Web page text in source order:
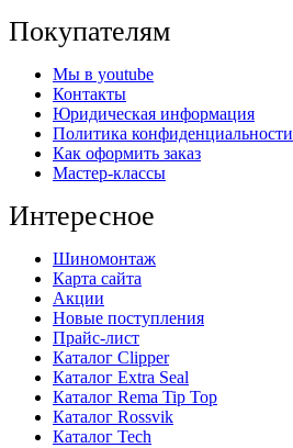
Покупателям
Мы в youtube
Контакты
Юридическая информация
Политика конфиденциальности
Как оформить заказ
Мастер-классы
Интересное
Шиномонтаж
Карта сайта
Акции
Новые поступления
Прайс-лист
Каталог Clipper
Каталог Extra Seal
Каталог Rema Tip Top
Каталог Rossvik
Каталог Tech